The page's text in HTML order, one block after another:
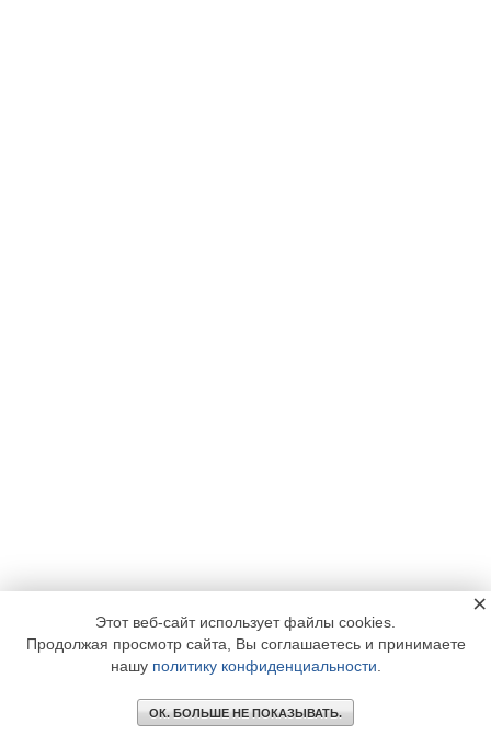
Этот веб-сайт использует файлы cookies.
Продолжая просмотр сайта, Вы соглашаетесь и принимаете
нашу политику конфиденциальности
ОК. БОЛЬШЕ НЕ ПОКАЗЫВАТЬ.
×